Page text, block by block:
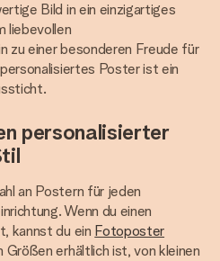
Bild in ein einzigartiges
liebevollen
zu einer besonderen Freude für
Poster ist ein
personalisierter
an Postern für jeden
Wenn du einen
kannst du ein Fotoposter
Größen erhältlich ist, von kleinen